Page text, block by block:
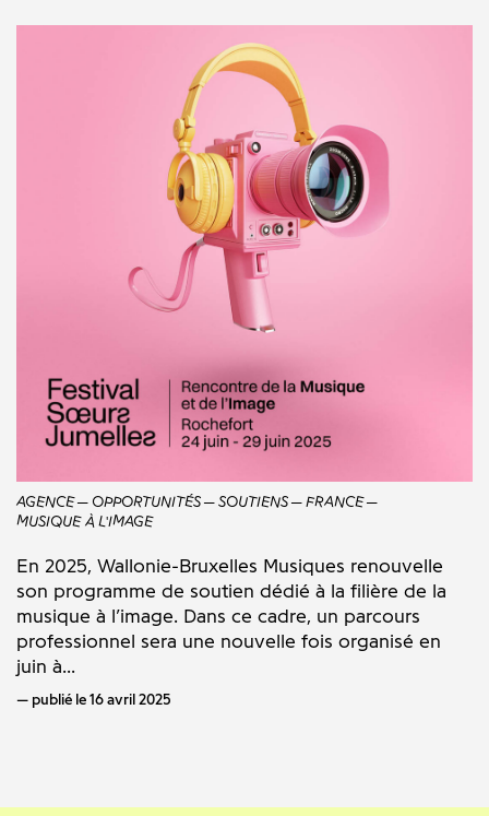
AGENCE OPPORTUNITÉS SOUTIENS
FRANCE
MUSIQUE À L'IMAGE
En 2025, Wallonie-Bruxelles Musiques renouvelle
son programme de soutien dédié à la filière de la
musique à l’image. Dans ce cadre, un parcours
professionnel sera une nouvelle fois organisé en
juin à...
publié le 16 avril 2025